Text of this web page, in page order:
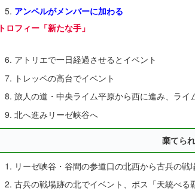
アンペルがメンバーに加わる
トロフィー「新たな手」
アトリエで一日経過させるとイベント
トレッペの高台でイベント
旅人の道・中央ライム平原から西に進み、ライ
北へ進みリーゼ峡谷へ
棄てら
リーゼ峡谷・谷間の参道口の北西から古兵の戦
古兵の戦場跡の北でイベント、ボス「天統べる